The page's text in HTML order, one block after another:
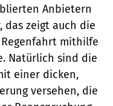
Anbietern
zeigt auch die
mithilfe
Natürlich sind die
einer dicken,
versehen, die